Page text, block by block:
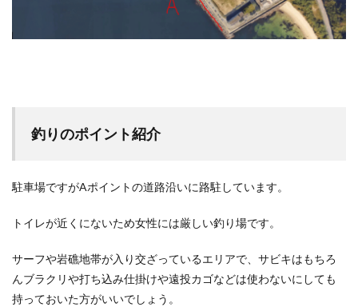
釣りのポイント紹介
駐車場ですがAポイントの道路沿いに路駐しています。
トイレが近くにないため女性には厳しい釣り場です。
サーフや岩礁地帯が入り交ざっているエリアで、サビキはもちろ
んブラクリや打ち込み仕掛けや遠投カゴなどは使わないにしても
持っておいた方がいいでしょう。